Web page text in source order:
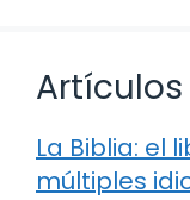
Artículos
La Biblia: el
múltiples